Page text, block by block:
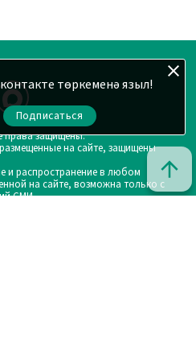
төркеменә языл!
Подписаться
права защищены.
на сайте, защищены
и распространение в любом
на сайте, возможна только с
СМИ.